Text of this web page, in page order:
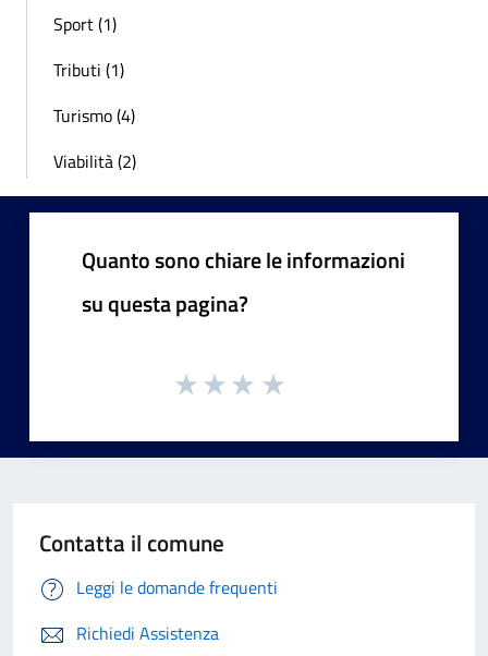
Sport (1)
Tributi (1)
Turismo (4)
Viabilità (2)
Quanto sono chiare le informazioni
su questa pagina?
Contatta il comune
Leggi le domande frequenti
Richiedi Assistenza